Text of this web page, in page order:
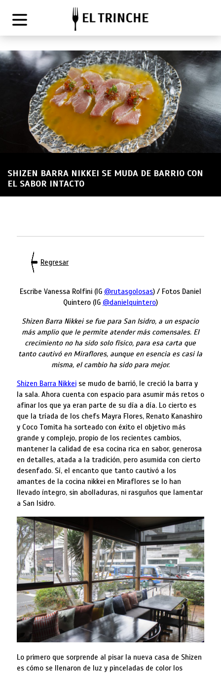
SHIZEN BARRA NIKKEI SE MUDA DE BARRIO CON
EL SABOR INTACTO
Regresar
Escribe Vanessa Rolfini (IG @rutasgolosas) / Fotos Daniel
Quintero (IG @danielquintero)
Shizen Barra Nikkei se fue para San Isidro, a un espacio
más amplio que le permite atender más comensales. El
crecimiento no ha sido solo físico, para esa carta que
tanto cautivó en Miraflores, aunque en esencia es casi la
misma, el cambio ha sido para mejor.
Shizen Barra Nikkeise mudo de barrió, le creció la barra y
la sala. Ahora cuenta con espacio para asumir más retos o
afinar los que ya eran parte de su día a día. Lo cierto es
que la tríada de los chefs Mayra Flores, Renato Kanashiro
y Coco Tomita ha sorteado con éxito el objetivo más
grande y complejo, propio de los recientes cambios,
mantener la calidad de esa cocina rica en sabor, generosa
en detalles, atada a la tradición, pero asumida con cierto
desenfado. Sí, el encanto que tanto cautivó a los
amantes de la cocina nikkei en Miraflores se lo han
llevado íntegro, sin abolladuras, ni rasguños que lamentar
a San Isidro.
Lo primero que sorprende al pisar la nueva casa de Shizen
es cómo se llenaron de luz y pinceladas de color los